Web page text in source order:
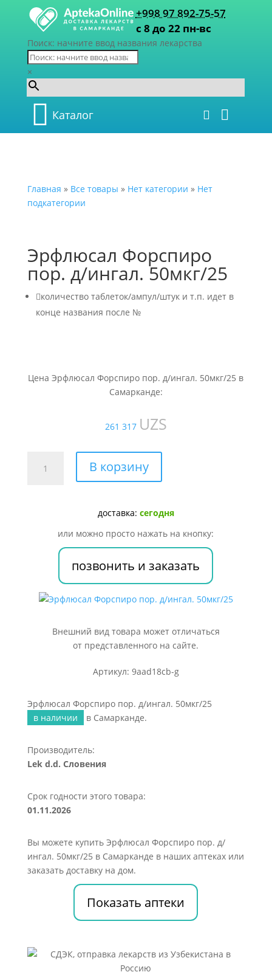
+998 97 892-75-57
с 8 до 22 пн-вс
Поиск: начните ввод названия лекарства
×
Каталог
Главная » Все товары » Нет категории » Нет
подкатегории
Эрфлюсал Форспиро
пор. д/ингал. 50мкг/25
количество таблеток/ампул/штук и т.п. идет в
конце названия после №
Цена Эрфлюсал Форспиро пор. д/ингал. 50мкг/25 в
Самарканде:
261 317 UZS
товара
50мкг/25
В корзину
доставка: сегодня
или можно просто нажать на кнопку:
позвонить и заказать
Внешний вид товара может отличаться
от представленного на сайте.
Артикул: 9aad18cb-g
Эрфлюсал Форспиро пор. д/ингал. 50мкг/25
в наличии
в Самарканде.
Производитель:
Lek d.d. Словения
Срок годности этого товара:
01.11.2026
Вы можете купить Эрфлюсал Форспиро пор. д/
ингал. 50мкг/25 в Самарканде в наших аптеках или
заказать доставку на дом.
Показать аптеки